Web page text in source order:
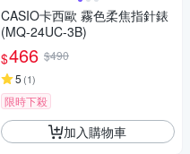
CASIO卡西歐 霧色柔焦指針錶
(MQ-24UC-3B)
$466 $490
5 (1)
限時下殺
加入購物車